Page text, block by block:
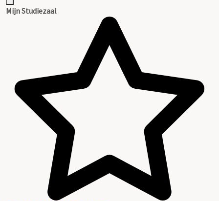
Mijn Studiezaal